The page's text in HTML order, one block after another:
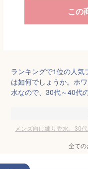
この
ランキングで1位の人
は如何でしょうか。ホ
水なので、30代～40代
メンズ向け練り香水、30
全ての